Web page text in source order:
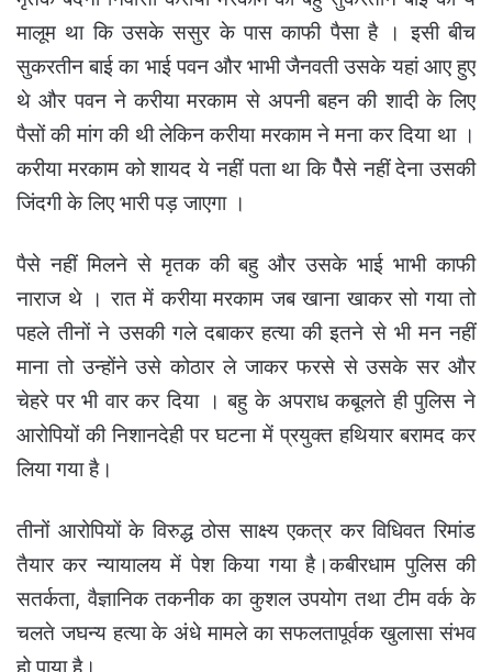
मालूम था कि उसके ससुर के पास काफी पैसा है । इसी बीच
सुकरतीन बाई का भाई पवन और भाभी जैनवती उसके यहां आए हुए
थे और पवन ने करीया मरकाम से अपनी बहन की शादी के लिए
पैसों की मांग की थी लेकिन करीया मरकाम ने मना कर दिया था ।
करीया मरकाम को शायद ये नहीं पता था कि पेैसे नहीं देना उसकी
जिंदगी के लिए भारी पड़ जाएगा ।
पैसे नहीं मिलने से मृतक की बहु और उसके भाई भाभी काफी
नाराज थे । रात में करीया मरकाम जब खाना खाकर सो गया तो
पहले तीनों ने उसकी गले दबाकर हत्या की इतने से भी मन नहीं
माना तो उन्होंने उसे कोठार ले जाकर फरसे से उसके सर और
चेहरे पर भी वार कर दिया । बहु के अपराध कबूलते ही पुलिस ने
आरोपियों की निशानदेही पर घटना में प्रयुक्त हथियार बरामद कर
लिया गया है।
तीनों आरोपियों के विरुद्ध ठोस साक्ष्य एकत्र कर विधिवत रिमांड
तैयार कर न्यायालय में पेश किया गया है।कबीरधाम पुलिस की
सतर्कता, वैज्ञानिक तकनीक का कुशल उपयोग तथा टीम वर्क के
चलते जघन्य हत्या के अंधे मामले का सफलतापूर्वक खुलासा संभव